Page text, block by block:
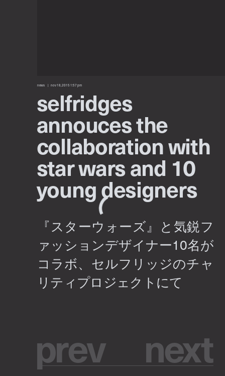
news nov 18, 2015 1:57 pm
selfridges
annouces the
collaboration with
star wars and 10
young designers
prev next